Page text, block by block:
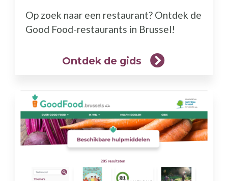
gids)
Op zoek naar een restaurant? Ontdek de
Good Food-restaurants in Brussel!
Ontdek de gids